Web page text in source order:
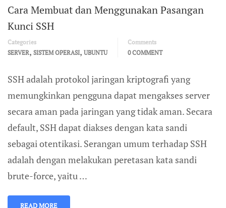
Cara Membuat dan Menggunakan Pasangan
Kunci SSH
Categories
SERVER, SISTEM OPERASI, UBUNTU
Comments
0 COMMENT
SSH adalah protokol jaringan kriptografi yang
memungkinkan pengguna dapat mengakses server
secara aman pada jaringan yang tidak aman. Secara
default, SSH dapat diakses dengan kata sandi
sebagai otentikasi. Serangan umum terhadap SSH
adalah dengan melakukan peretasan kata sandi
brute-force, yaitu …
READ MORE